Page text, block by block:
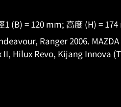
1 (B) = 120 mm; 高度 (H) =
Ranger 2006.
Hilux Revo, Kijang Innova